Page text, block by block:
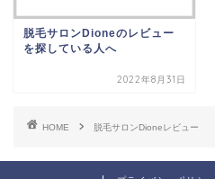
脱毛サロンDioneのレビュー
を探している人へ
2022年8月31日
HOME 脱毛サロンDioneレビュー